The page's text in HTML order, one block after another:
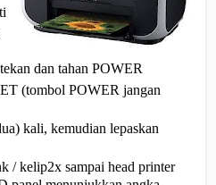
dan tahan POWER
(tombol POWER jangan
kali, kemudian lepaskan
/ kelip2x sampai head printer